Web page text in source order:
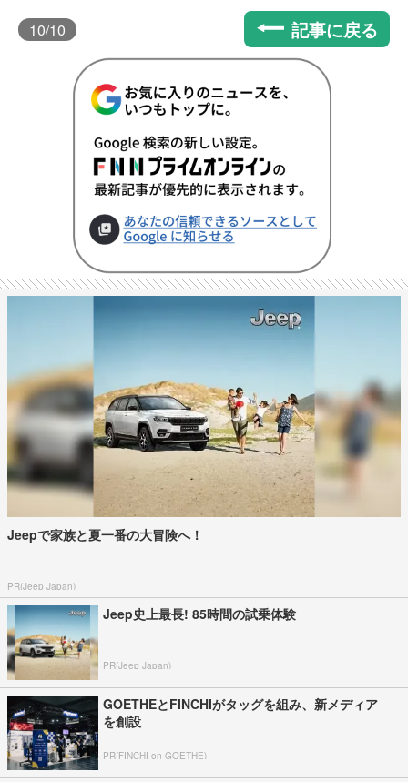
10/10 記事に戻る
Jeepで家族と夏一番の大冒険へ！
PR(Jeep Japan)
Jeep史上最長! 85時間の試乗体験
PR(Jeep Japan)
GOETHEとFINCHIがタッグを組み、新メディア
を創設
PR(FINCHI on GOETHE)